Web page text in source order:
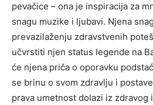
pevačice – ona je inspiracija za
snagu muzike i ljubavi. Njena
prevazilaženju zdravstvenih
učvrstiti njen status legende na
će njena priča o oporavku
se brinu o svom zdravlju i
prava umetnost dolazi iz zdravog